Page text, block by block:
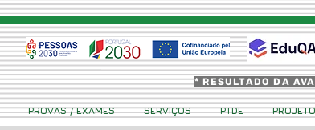
PROVAS / EXAMES SERVIÇOS PTDE
* RESULTADO DA